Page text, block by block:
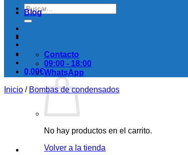
Buscar
por:
0,00€
No hay productos en el carrito.
Volver a la tienda
Blog
Contacto
09:00 - 18:00
WhatsApp
Inicio / Bombas de condensados